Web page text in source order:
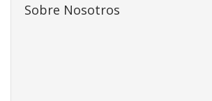
Sobre Nosotros